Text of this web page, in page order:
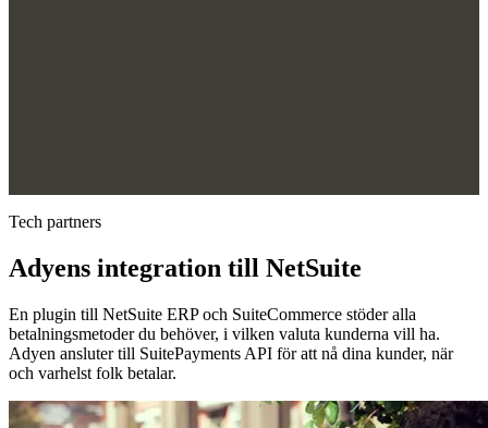
Tech partners
Adyens integration till NetSuite
En plugin till NetSuite ERP och SuiteCommerce stöder alla
betalningsmetoder du behöver, i vilken valuta kunderna vill ha.
Adyen ansluter till SuitePayments API för att nå dina kunder, när
och varhelst folk betalar.